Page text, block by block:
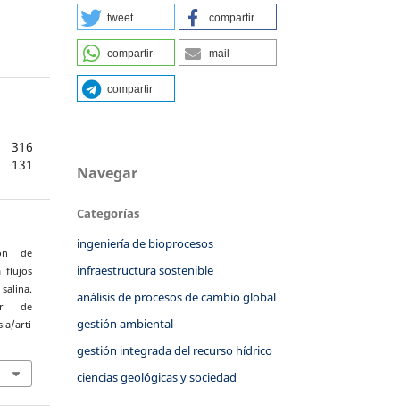
316
131
de
flujos
de
arti
tweet compartir
compartir mail
compartir
Navegar
Categorías
ingeniería de bioprocesos
infraestructura sostenible
análisis de procesos de cambio global
gestión ambiental
gestión integrada del recurso hídrico
ciencias geológicas y sociedad